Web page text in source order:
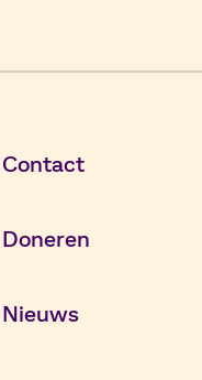
Contact
Doneren
Nieuws